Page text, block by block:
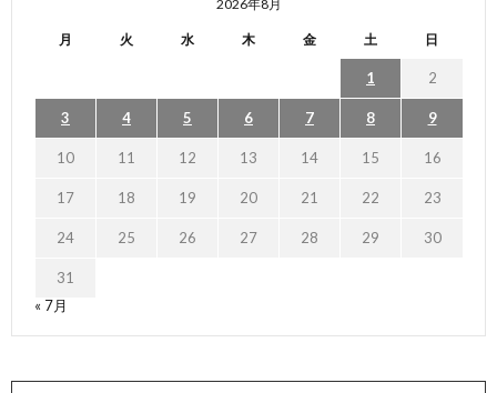
2026年8月
月 火 水 木 金 土 日
1 2
3 4 5 6 7 8 9
10 11 12 13 14 15 16
17 18 19 20 21 22 23
24 25 26 27 28 29 30
31
« 7月